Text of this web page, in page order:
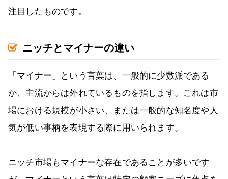
注目したものです。
ニッチとマイナーの違い
「マイナー」という言葉は、一般的に少数派である
か、主流からは外れているものを指します。これは市
場における規模が小さい、または一般的な知名度や人
気が低い事柄を表現する際に用いられます。
ニッチ市場もマイナーな存在であることが多いです